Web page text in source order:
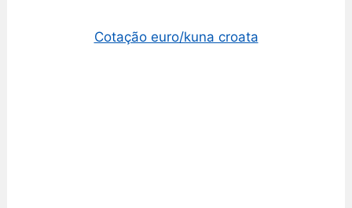
Cotação euro/kuna croata